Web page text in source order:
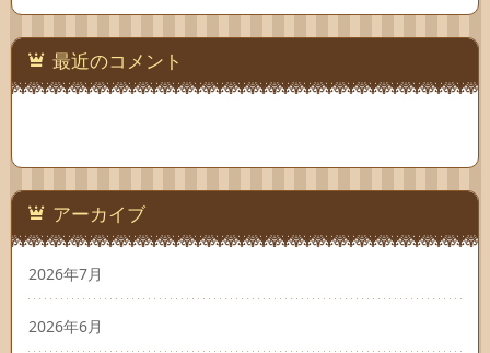
最近のコメント
アーカイブ
2026年7月
2026年6月